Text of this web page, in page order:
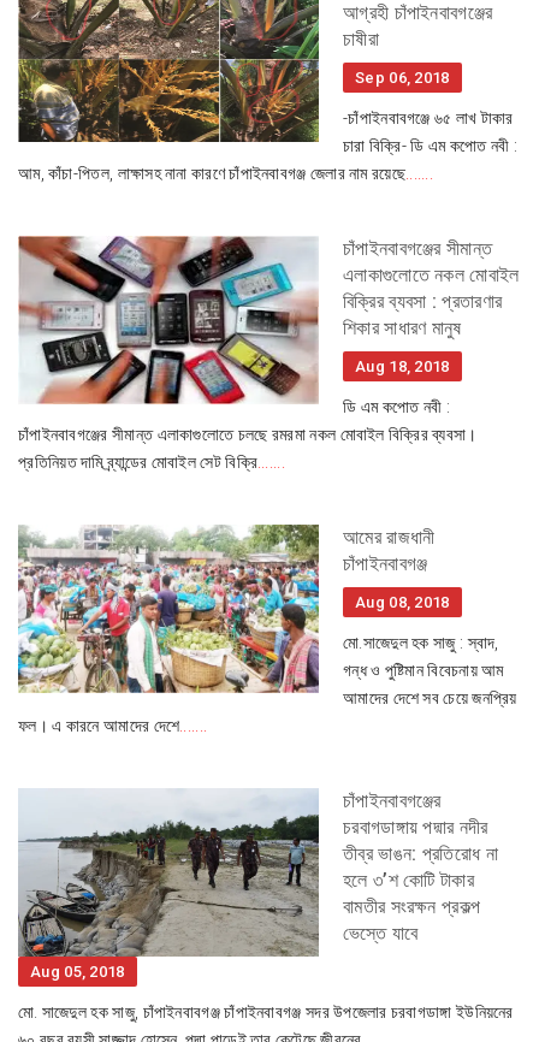
আগ্রহী চাঁপাইনবাবগঞ্জের
চাষীরা
Sep 06, 2018
-চাঁপাইনবাবগঞ্জে ৬৫ লাখ টাকার
চারা বিক্রি- ডি এম কপোত নবী :
আম, কাঁচা-পিতল, লাক্ষাসহ নানা কারণে চাঁপাইনবাবগঞ্জ জেলার নাম রয়েছে.......
চাঁপাইনবাবগঞ্জের সীমান্ত
এলাকাগুলোতে নকল মোবাইল
বিক্রির ব্যবসা : প্রতারণার
শিকার সাধারণ মানুষ
Aug 18, 2018
ডি এম কপোত নবী :
চাঁপাইনবাবগঞ্জের সীমান্ত এলাকাগুলোতে চলছে রমরমা নকল মোবাইল বিক্রির ব্যবসা।
প্রতিনিয়ত দামি ব্র্যান্ডের মোবাইল সেট বিক্রি.......
আমের রাজধানী
চাঁপাইনবাবগঞ্জ
Aug 08, 2018
মো.সাজেদুল হক সাজু : স্বাদ,
গন্ধ ও পুষ্টিমান বিবেচনায় আম
আমাদের দেশে সব চেয়ে জনপ্রিয়
ফল। এ কারনে আমাদের দেশে.......
চাঁপাইনবাবগঞ্জের
চরবাগডাঙ্গায় পদ্মার নদীর
তীব্র ভাঙন: প্রতিরোধ না
হলে ৩’শ কোটি টাকার
বামতীর সংরক্ষন প্রকল্প
ভেস্তে যাবে
Aug 05, 2018
মো. সাজেদুল হক সাজু, চাঁপাইনবাবগঞ্জ চাঁপাইনবাবগঞ্জ সদর উপজেলার চরবাগডাঙ্গা ইউনিয়নের